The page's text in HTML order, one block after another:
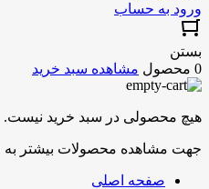
ورود به حساب
بستن
0 محصول
مشاهده سبد خرید
هیچ محصولی در سبد خرید نیست.
جهت مشاهده محصولات بیشتر به
صفحه اصلی